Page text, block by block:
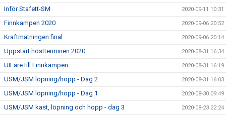
Inför Stafett-SM 2020-09-11 10:31
Finnkampen 2020 2020-09-06 20:52
Kraftmätningen final 2020-09-06 20:14
Uppstart höstterminen 2020 2020-08-31 16:34
UIFare till Finnkampen 2020-08-31 16:19
USM/JSM löpning/hopp - Dag 2 2020-08-31 16:03
USM/JSM löpning/hopp - Dag 1 2020-08-30 09:49
USM/JSM kast, löpning och hopp - dag 3 2020-08-23 22:24